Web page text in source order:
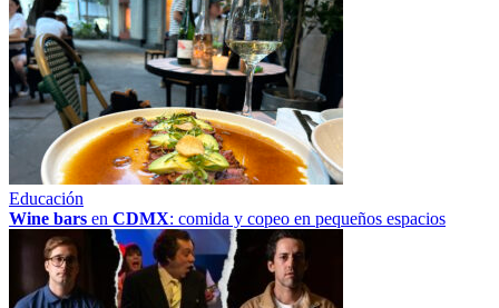
Educación
Wine bars en CDMX: comida y copeo en pequeños espacios